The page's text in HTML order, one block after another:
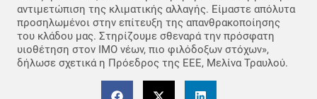
αντιμετώπιση της κλιματικής αλλαγής. Είμαστε απόλυτα
προσηλωμένοι στην επίτευξη της απανθρακοποίησης
του κλάδου μας. Στηρίζουμε σθεναρά την πρόσφατη
υιοθέτηση στον ΙΜΟ νέων, πιο φιλόδοξων στόχων»,
δήλωσε σχετικά η Πρόεδρος της ΕΕΕ, Μελίνα Τραυλού.